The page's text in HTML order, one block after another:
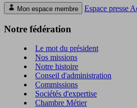
Mon espace membre Espace presse
Notre fédération
Le mot du président
Nos missions
Notre histoire
Conseil d'administration
Commissions
Sociétés d'expertise
Chambre Métier